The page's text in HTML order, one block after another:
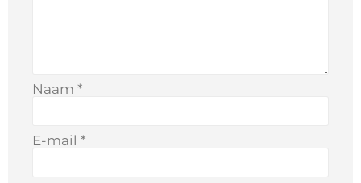
Naam *
E-mail *